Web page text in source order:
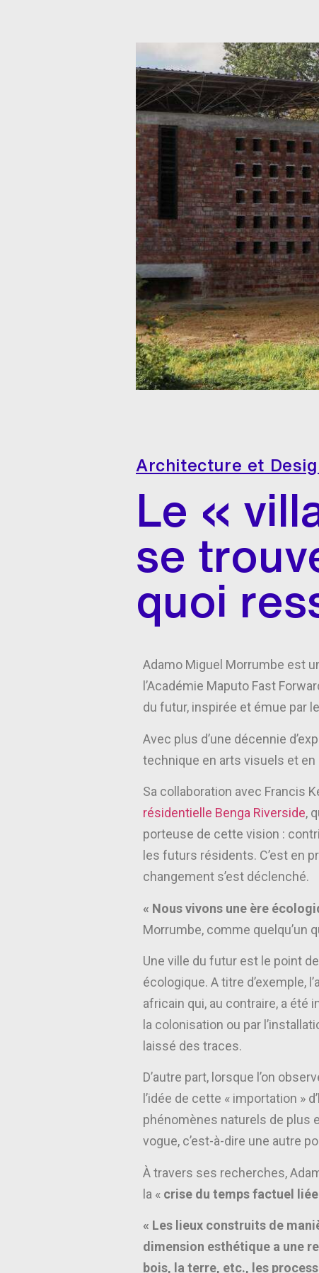
Architecture et
Le «
se
quoi
Adamo Miguel Morrumbe est
l’Académie Maputo Fast
du futur, inspirée et émue par
Avec plus d’une décennie
technique en arts visuels et
Sa collaboration avec Francis
résidentielle Benga Riverside,
porteuse de cette vision :
les futurs résidents. C’est en
changement s’est déclenché.
« Nous vivons une ère
Morrumbe, comme quelqu’un
Une ville du futur est le point
écologique. A titre d’exemple,
africain qui, au contraire, a été
la colonisation ou par
laissé des traces.
D’autre part, lorsque l’on
l’idée de cette « importation »
phénomènes naturels de plus
vogue, c’est-à-dire une autre
À travers ses recherches,
la « crise du temps factuel
« Les lieux construits de
dimension esthétique a une
bois, la terre, etc., les